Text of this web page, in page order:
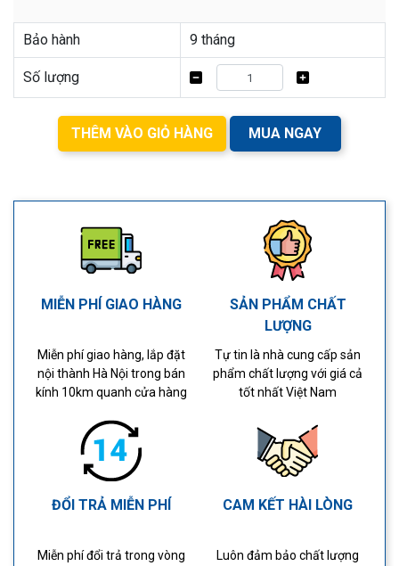
Bảo hành 9 tháng
Số lượng
THÊM VÀO GIỎ HÀNG MUA NGAY
MIỄN PHÍ GIAO HÀNG
Miễn phí giao hàng, lắp đặt
nội thành Hà Nội trong bán
kính 10km quanh cửa hàng
SẢN PHẨM CHẤT
LƯỢNG
Tự tin là nhà cung cấp sản
phẩm chất lượng với giá cả
tốt nhất Việt Nam
ĐỔI TRẢ MIỄN PHÍ
Miễn phí đổi trả trong vòng
CAM KẾT HÀI LÒNG
Luôn đảm bảo chất lượng